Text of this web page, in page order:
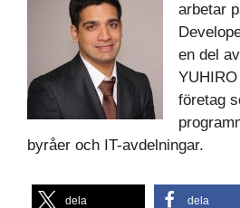
arbetar
en del
företag
byråer och IT-avdelningar.
dela dela